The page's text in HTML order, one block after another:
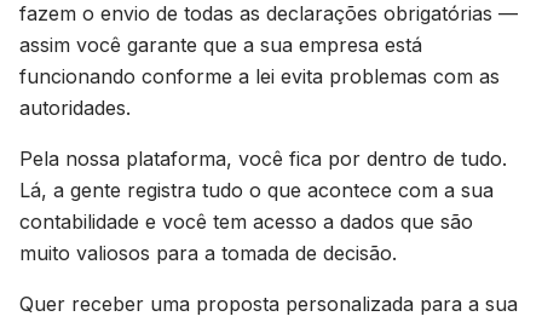
fazem o envio de todas as declarações obrigatórias —
assim você garante que a sua empresa está
funcionando conforme a lei evita problemas com as
autoridades.
Pela nossa plataforma, você fica por dentro de tudo.
Lá, a gente registra tudo o que acontece com a sua
contabilidade e você tem acesso a dados que são
muito valiosos para a tomada de decisão.
Quer receber uma proposta personalizada para a sua